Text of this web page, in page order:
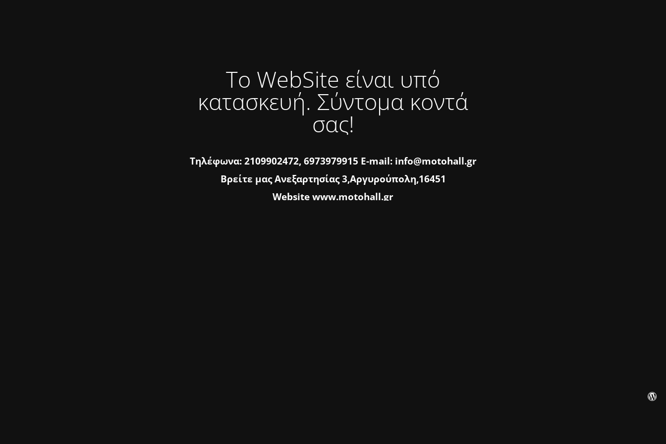
Το WebSite είναι υπό
κατασκευή. Σύντομα κοντά
σας!
Τηλέφωνα: 2109902472, 6973979915 E-mail: info@motohall.gr
Βρείτε μας Ανεξαρτησίας 3,Αργυρούπολη,16451
Website www.motohall.gr